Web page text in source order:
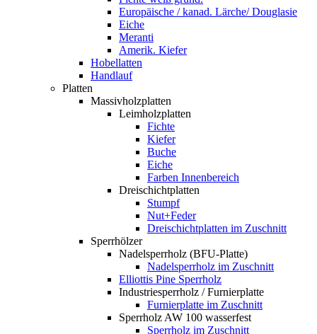
Europäische / kanad. Lärche/ Douglasie
Eiche
Meranti
Amerik. Kiefer
Hobellatten
Handlauf
Platten
Massivholzplatten
Leimholzplatten
Fichte
Kiefer
Buche
Eiche
Farben Innenbereich
Dreischichtplatten
Stumpf
Nut+Feder
Dreischichtplatten im Zuschnitt
Sperrhölzer
Nadelsperrholz (BFU-Platte)
Nadelsperrholz im Zuschnitt
Elliottis Pine Sperrholz
Industriesperrholz / Furnierplatte
Furnierplatte im Zuschnitt
Sperrholz AW 100 wasserfest
Sperrholz im Zuschnitt